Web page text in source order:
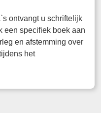
ontvangt u schriftelijk
een specifiek boek aan
en afstemming over
het